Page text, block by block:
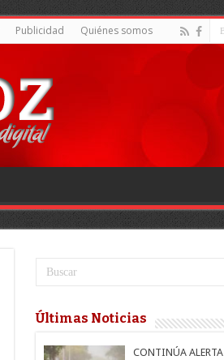
Publicidad Quiénes somos
Últimas Noticias
CONTINÚA ALERTA